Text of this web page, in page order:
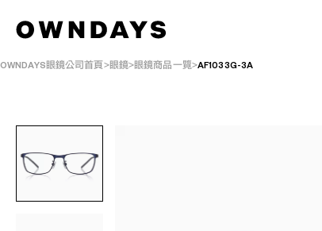
OWNDAYS眼鏡公司首頁 眼鏡 眼鏡商品一覽 AF1033G-3A